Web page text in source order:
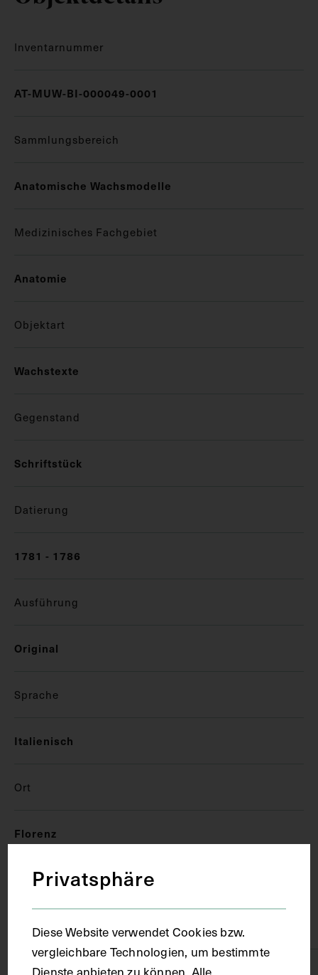
Inventarnummer
AT-MUW-BI-000049-0001
Sammlungsbereich
Anatomische Wachsmodelle
Medizinisches Fachgebiet
Anatomie
Objektart
Wachstexte
Gegenstand
Schriftstück
Datierung
1781 - 1786
Ausführung
Original
Sprache
Italienisch
Ort
Florenz
Material
Papier
Technik
Privatsphäre
Diese Website verwendet Cookies bzw.
vergleichbare Technologien, um bestimmte
Dienste anbieten zu können. Alle